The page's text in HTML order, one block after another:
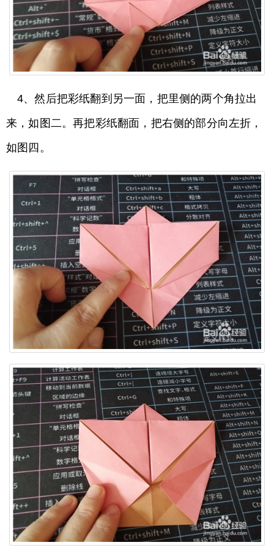
4、然后把彩纸翻到另一面，把里侧的两个角拉出
来，如图二。再把彩纸翻面，把右侧的部分向左折，
如图四。